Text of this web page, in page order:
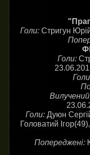
Голи: Стригун
Голи:
Голи: Дуюн
Головатий
Попереджені: